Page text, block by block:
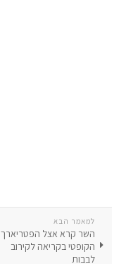
למאמר הבא
השר קרא אצל הפטריארך
הקופטי בקריאה לקירוב
לבבות